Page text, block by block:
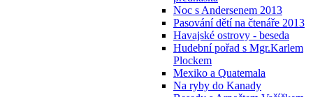
Noc s Andersenem 2013
Pasování dětí na čtenáře 2013
Havajské ostrovy - beseda
Hudební pořad s Mgr.Karlem
Plockem
Mexiko a Quatemala
Na ryby do Kanady